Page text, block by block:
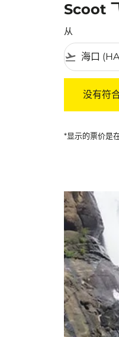
Scoot
从
flight_takeoff
没有符
*显示的票价是